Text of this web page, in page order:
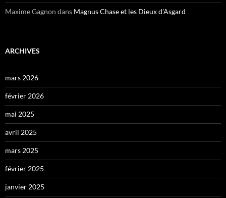
Maxime Gagnon dans Magnus Chase et les Dieux d’Asgard
ARCHIVES
mars 2026
février 2026
mai 2025
avril 2025
mars 2025
février 2025
janvier 2025